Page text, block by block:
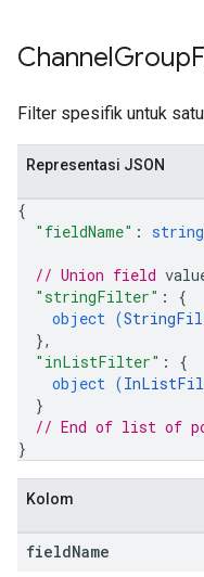
ChannelGroup
Filter spesifik untuk
Representasi JSON
{
"fieldName" : string
// Union field
"stringFilter" : {
object (
},
"inListFilter" : {
object (
}
// End of list of
}
Kolom
fieldName